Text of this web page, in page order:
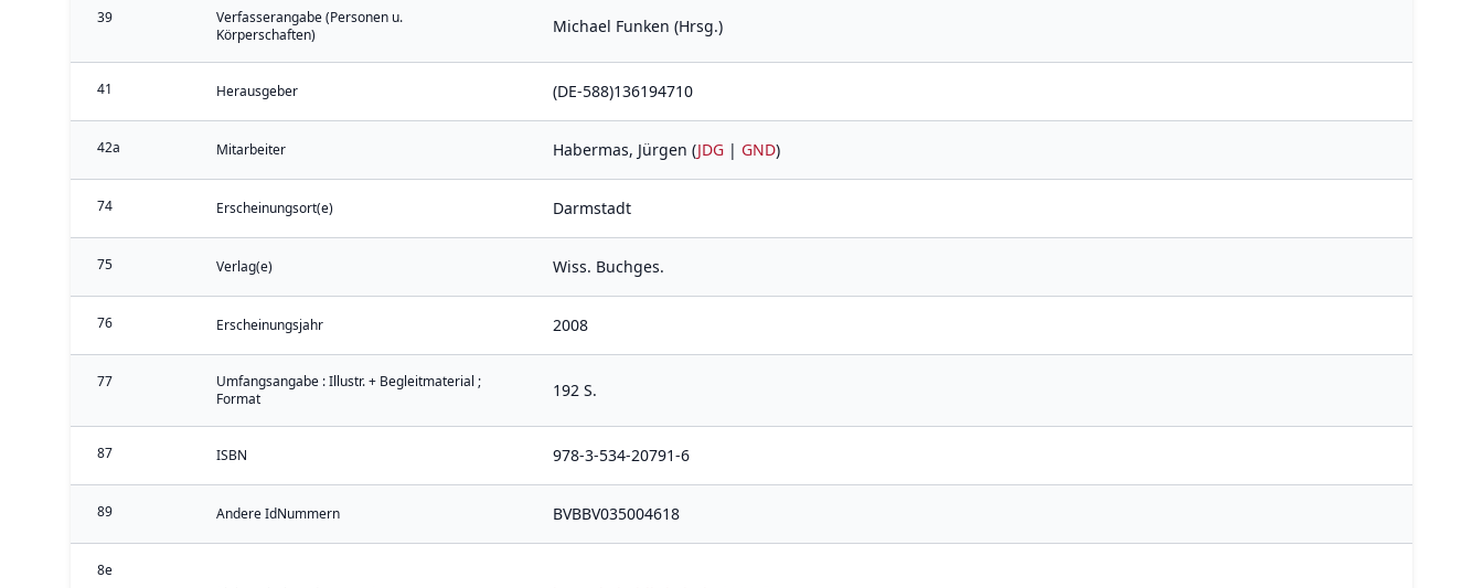
39
Verfasserangabe (Personen u.
Körperschaften)
Michael Funken (Hrsg.)
41 Herausgeber (DE-588)136194710
42a Mitarbeiter Habermas, Jürgen (JDG | GND)
74 Erscheinungsort(e) Darmstadt
75 Verlag(e) Wiss. Buchges.
76 Erscheinungsjahr 2008
77
Umfangsangabe : Illustr. + Begleitmaterial ;
Format
192 S.
87 ISBN 978-3-534-20791-6
89 Andere IdNummern BVBBV035004618
8e